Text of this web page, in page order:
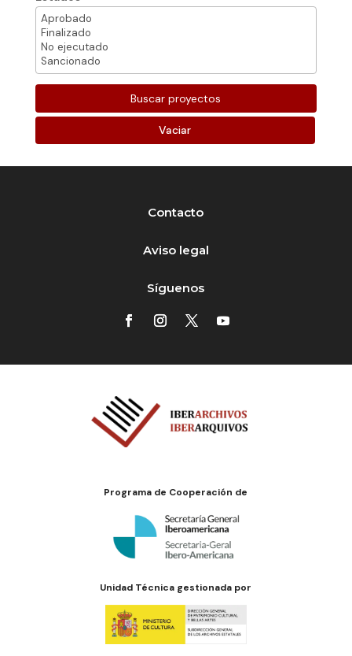
Vaciar
Contacto
Aviso legal
Síguenos
Programa de Cooperación de
Unidad Técnica gestionada por